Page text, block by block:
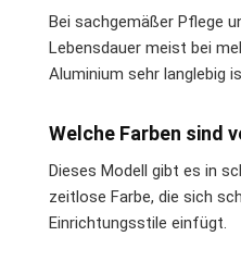
Bei sachgemäßer Pflege
Lebensdauer meist bei
Aluminium sehr langlebig
Welche Farben sind
Dieses Modell gibt es in
zeitlose Farbe, die sich
Einrichtungsstile einfügt.